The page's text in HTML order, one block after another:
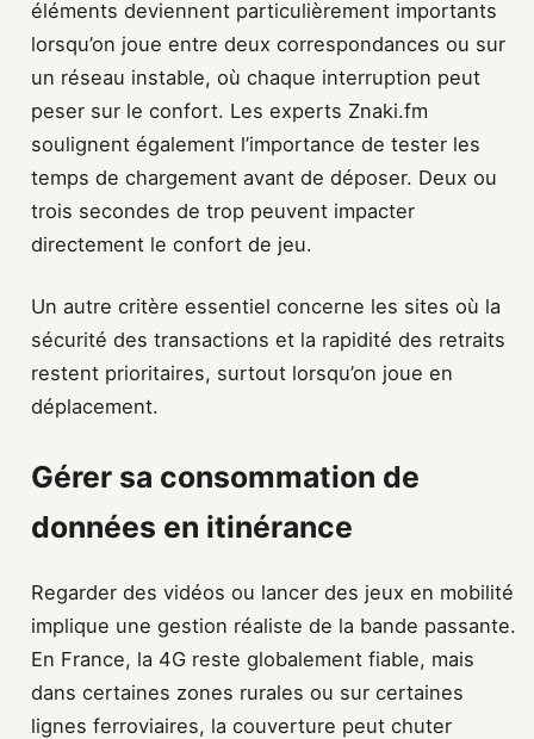
éléments deviennent particulièrement importants
lorsqu’on joue entre deux correspondances ou sur
un réseau instable, où chaque interruption peut
peser sur le confort. Les experts Znaki.fm
soulignent également l’importance de tester les
temps de chargement avant de déposer. Deux ou
trois secondes de trop peuvent impacter
directement le confort de jeu.
Un autre critère essentiel concerne les sites où la
sécurité des transactions et la rapidité des retraits
restent prioritaires, surtout lorsqu’on joue en
déplacement.
Gérer sa consommation de
données en itinérance
Regarder des vidéos ou lancer des jeux en mobilité
implique une gestion réaliste de la bande passante.
En France, la 4G reste globalement fiable, mais
dans certaines zones rurales ou sur certaines
lignes ferroviaires, la couverture peut chuter